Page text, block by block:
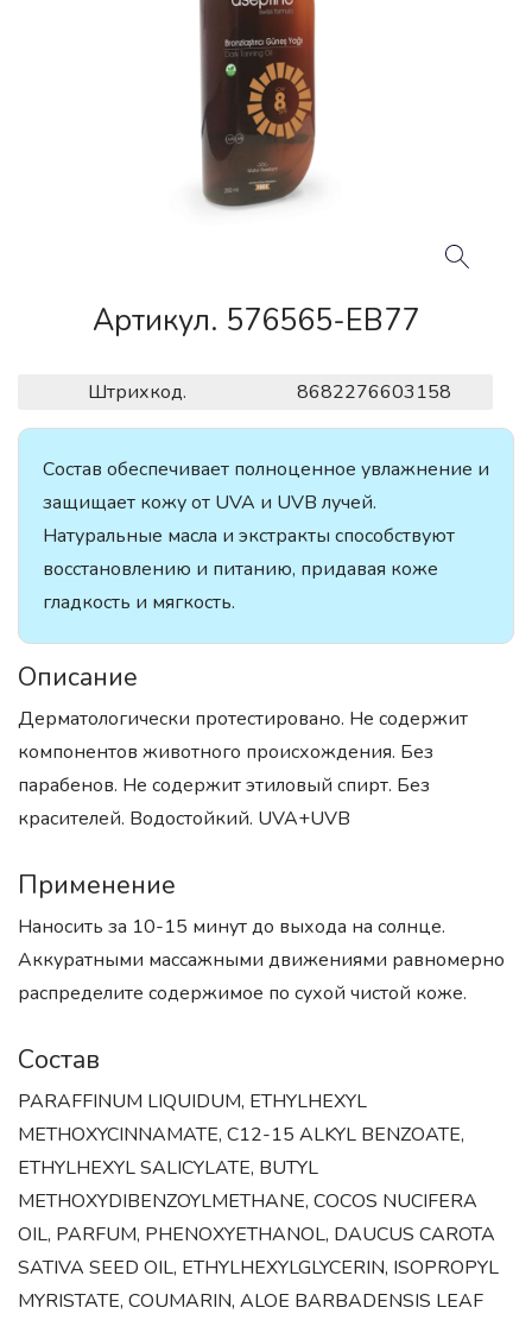
Артикул. 576565-EB77
Штрихкод. 8682276603158
Состав обеспечивает полноценное увлажнение и
защищает кожу от UVA и UVB лучей.
Натуральные масла и экстракты способствуют
восстановлению и питанию, придавая коже
гладкость и мягкость.
Описание
Дерматологически протестировано. Не содержит
компонентов животного происхождения. Без
парабенов. Не содержит этиловый спирт. Без
красителей. Водостойкий. UVA+UVB
Применение
Наносить за 10-15 минут до выхода на солнце.
Аккуратными массажными движениями равномерно
распределите содержимое по сухой чистой коже.
Состав
PARAFFINUM LIQUIDUM, ETHYLHEXYL
METHOXYCINNAMATE, C12-15 ALKYL BENZOATE,
ETHYLHEXYL SALICYLATE, BUTYL
METHOXYDIBENZOYLMETHANE, COCOS NUCIFERA
OIL, PARFUM, PHENOXYETHANOL, DAUCUS CAROTA
SATIVA SEED OIL, ETHYLHEXYLGLYCERIN, ISOPROPYL
MYRISTATE, COUMARIN, ALOE BARBADENSIS LEAF